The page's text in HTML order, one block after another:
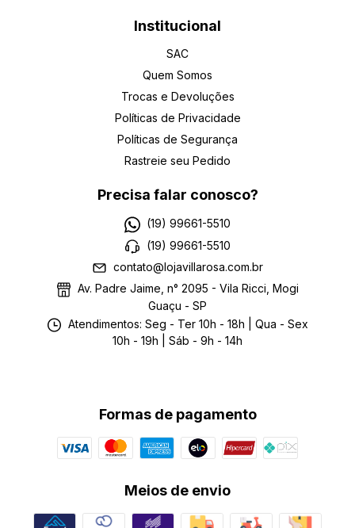
Institucional
SAC
Quem Somos
Trocas e Devoluções
Políticas de Privacidade
Políticas de Segurança
Rastreie seu Pedido
Precisa falar conosco?
(19) 99661-5510
(19) 99661-5510
contato@lojavillarosa.com.br
Av. Padre Jaime, n° 2095 - Vila Ricci, Mogi
Guaçu - SP
Atendimentos: Seg - Ter 10h - 18h | Qua - Sex
10h - 19h | Sáb - 9h - 14h
Formas de pagamento
Meios de envio